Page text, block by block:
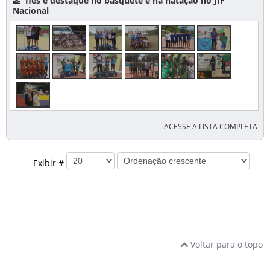
Nacional
ACESSE A LISTA COMPLETA
Exibir #
Voltar para o topo